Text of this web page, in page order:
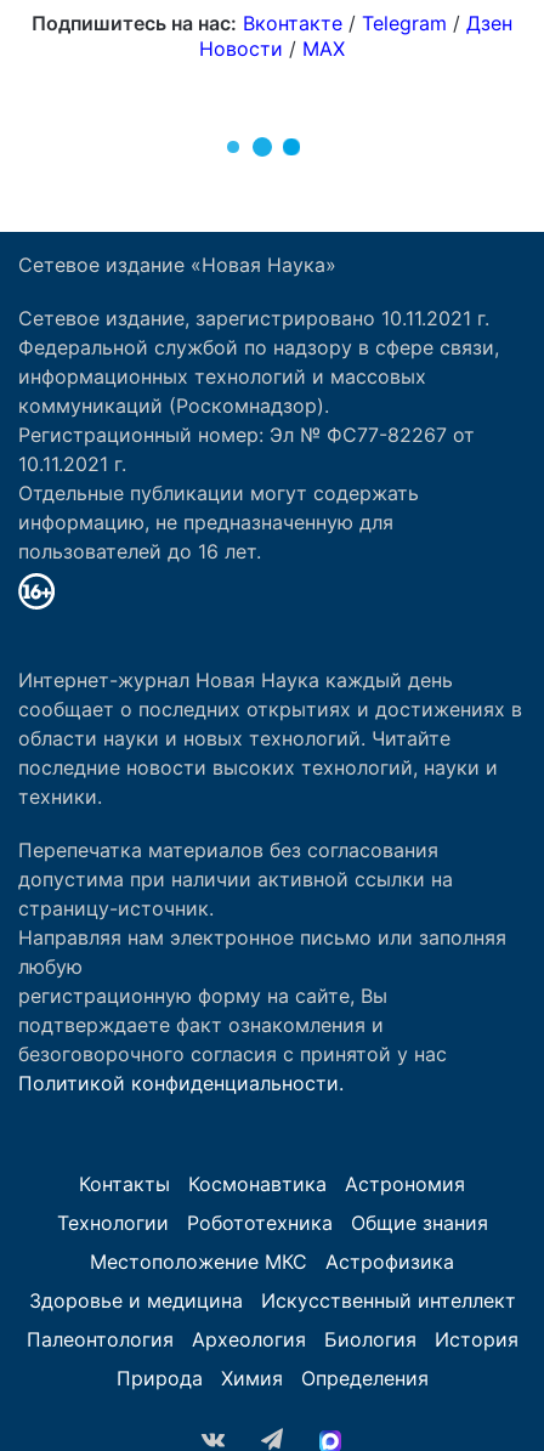
Сетевое издание «Новая Наука»
Сетевое издание, зарегистрировано 10.11.2021 г.
Федеральной службой по надзору в сфере связи,
информационных технологий и массовых
коммуникаций (Роскомнадзор).
Регистрационный номер: Эл № ФС77-82267 от
10.11.2021 г.
Отдельные публикации могут содержать
информацию, не предназначенную для
пользователей до 16 лет.
Интернет-журнал Новая Наука каждый день
сообщает о последних открытиях и достижениях в
области науки и новых технологий. Читайте
последние новости высоких технологий, науки и
техники.
Перепечатка материалов без согласования
допустима при наличии активной ссылки на
страницу-источник.
Направляя нам электронное письмо или заполняя
любую
регистрационную форму на сайте, Вы
подтверждаете факт ознакомления и
безоговорочного согласия с принятой у нас
Политикой конфиденциальности.
Контакты Космонавтика
Астрономия
Технологии
Робототехника
Общие знания
Местоположение МКС
Астрофизика
Здоровье и медицина
Искусственный интеллект
Палеонтология
Археология Биология
История
Природа
Химия Определения
vk.com Telegram